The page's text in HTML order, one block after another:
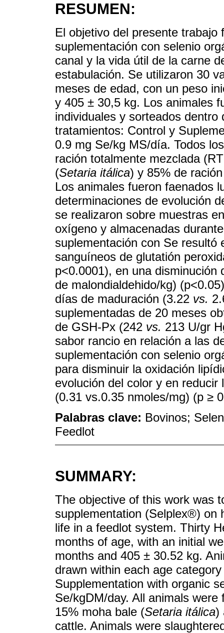
RESUMEN:
El objetivo del presente trabajo
suplementación con selenio
canal y la vida útil de la carne
estabulación. Se utilizaron 30
meses de edad, con un peso
y 405 ± 30,5 kg. Los animales
individuales y sorteados
tratamientos: Control y
0.9 mg Se/kg MS/día. Todos
ración totalmente mezclada
(Setaria itálica) y 85% de
Los animales fueron faenados
determinaciones de evolución
se realizaron sobre muestras
oxígeno y almacenadas
suplementación con Se resultó
sanguíneos de glutatión
p<0.0001), en una
de malondialdehido/kg)
días de maduración (3.22 vs.
suplementadas de 20 meses
de GSH-Px (242 vs. 213 U/gr
sabor rancio en relación a las
suplementación con selenio
para disminuir la oxidación
evolución del color y en
(0.31 vs.0.35 nmoles/mg) (p ≥
Palabras clave: Bovinos;
Feedlot
SUMMARY:
The objective of this work was
supplementation (Selplex®) on
life in a feedlot system. Thirty
months of age, with an initial
months and 405 ± 30.52 kg.
drawn within each age
Supplementation with organic
Se/kgDM/day. All animals
15% moha bale (Setaria itálica)
cattle. Animals were